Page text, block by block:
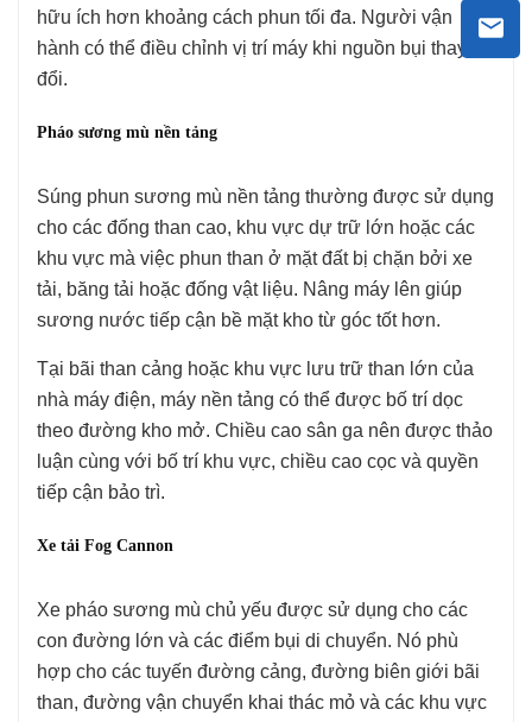
hữu ích hơn khoảng cách phun tối đa. Người vận
hành có thể điều chỉnh vị trí máy khi nguồn bụi thay
đổi.
Pháo sương mù nền tảng
Súng phun sương mù nền tảng thường được sử dụng
cho các đống than cao, khu vực dự trữ lớn hoặc các
khu vực mà việc phun than ở mặt đất bị chặn bởi xe
tải, băng tải hoặc đống vật liệu. Nâng máy lên giúp
sương nước tiếp cận bề mặt kho từ góc tốt hơn.
Tại bãi than cảng hoặc khu vực lưu trữ than lớn của
nhà máy điện, máy nền tảng có thể được bố trí dọc
theo đường kho mở. Chiều cao sân ga nên được thảo
luận cùng với bố trí khu vực, chiều cao cọc và quyền
tiếp cận bảo trì.
Xe tải Fog Cannon
Xe pháo sương mù chủ yếu được sử dụng cho các
con đường lớn và các điểm bụi di chuyển. Nó phù
hợp cho các tuyến đường cảng, đường biên giới bãi
than, đường vận chuyển khai thác mỏ và các khu vực